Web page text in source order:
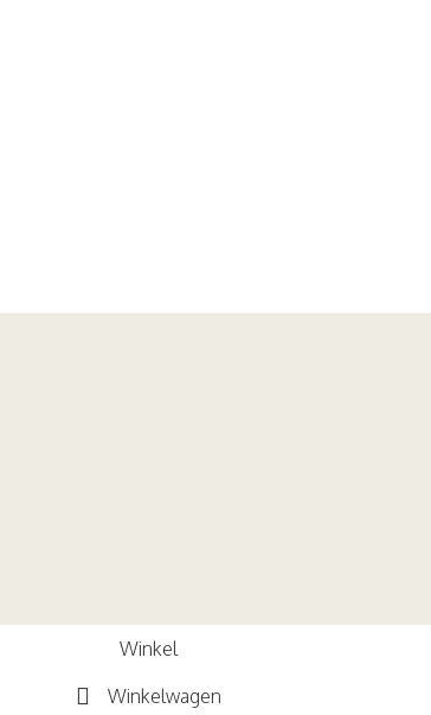
Winkel
Winkelwagen